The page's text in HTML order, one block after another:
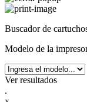
Buscador de
Modelo de la
Ver resultados
.